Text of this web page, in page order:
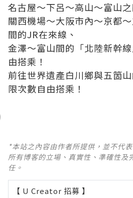
名古屋～下呂～高山～富山之
關西機場～大阪市內～京都
間的JR在來線、
金澤～富山間的「北陸新幹
由搭乘！
前往世界遺產白川鄉與五箇
限次數自由搭乘！
*本站之內容由作者所提供，並不代
所有博客的立場、真實性、準確性及
任。
【 U Creator 招募 】